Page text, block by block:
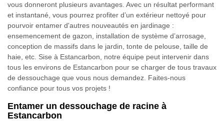
vous donneront plusieurs avantages. Avec un résultat performant
et instantané, vous pourrez profiter d’un extérieur nettoyé pour
pourvoir entamer d'autres nouveautés en jardinage :
ensemencement de gazon, installation de système d’arrosage,
conception de massifs dans le jardin, tonte de pelouse, taille de
haie, etc. Sise à Estancarbon, notre équipe peut intervenir dans
tous les environs de Estancarbon pour se charger de tous travaux
de dessouchage que vous nous demandez. Faites-nous
confiance pour tous vos projets !
Entamer un dessouchage de racine à
Estancarbon